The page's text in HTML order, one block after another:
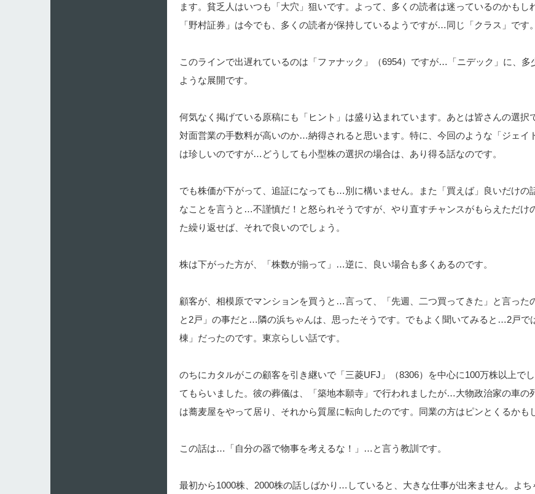
ます。貧乏人はいつも「大穴」狙いです。よって、多くの読者は迷っているのかもし
「野村証券」は今でも、多くの読者が保持しているようですが…同じ「クラス」です。
このラインで出遅れているのは「ファナック」（6954）ですが…「ニデック」に、多
ような展開です。
何気なく掲げている原稿にも「ヒント」は盛り込まれています。あとは皆さんの選択
対面営業の手数料が高いのか…納得されると思います。特に、今回のような「ジェイ
は珍しいのですが…どうしても小型株の選択の場合は、あり得る話なのです。
でも株価が下がって、追証になっても…別に構いません。また「買えば」良いだけの
なことを言うと…不謹慎だ！と怒られそうですが、やり直すチャンスがもらえただけ
た繰り返せば、それで良いのでしょう。
株は下がった方が、「株数が揃って」…逆に、良い場合も多くあるのです。
顧客が、相模原でマンションを買うと…言って、「先週、二つ買ってきた」と言った
と2戸」の事だと…隣の浜ちゃんは、思ったそうです。でもよく聞いてみると…2戸
棟」だったのです。東京らしい話です。
のちにカタルがこの顧客を引き継いで「三菱UFJ」（8306）を中心に100万株以上で
てもらいました。彼の葬儀は、「築地本願寺」で行われましたが…大物政治家の車の
は蕎麦屋をやって居り、それから質屋に転向したのです。同業の方はピンとくるかも
この話は…「自分の器で物事を考えるな！」…と言う教訓です。
最初から1000株、2000株の話しばかり…していると、大きな仕事が出来ません。よち